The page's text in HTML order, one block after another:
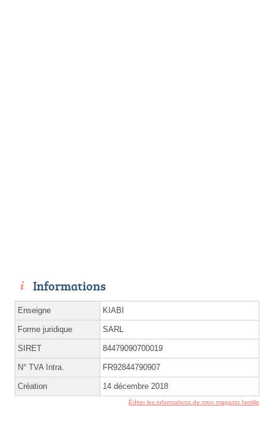
Informations
Enseigne KIABI
Forme juridique SARL
SIRET 84479090700019
N° TVA Intra. FR92844790907
Création 14 décembre 2018
Éditer les informations de mon magasin famille